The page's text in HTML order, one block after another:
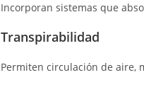
Incorporan sistemas que
Transpirabilidad
Permiten circulación de aire,